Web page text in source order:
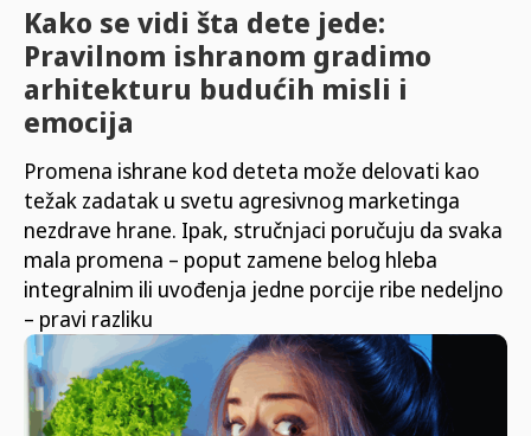
Kako se vidi šta dete jede:
Pravilnom ishranom gradimo
arhitekturu budućih misli i
emocija
Promena ishrane kod deteta može delovati kao
težak zadatak u svetu agresivnog marketinga
nezdrave hrane. Ipak, stručnjaci poručuju da svaka
mala promena – poput zamene belog hleba
integralnim ili uvođenja jedne porcije ribe nedeljno
– pravi razliku